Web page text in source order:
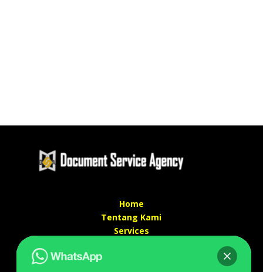
Home
Tentang Kami
Services